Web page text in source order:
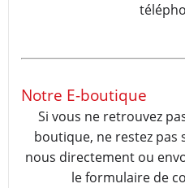
Notre E-boutique
Si vous ne retrouvez
boutique, ne restez pas
nous directement ou
le formulaire de